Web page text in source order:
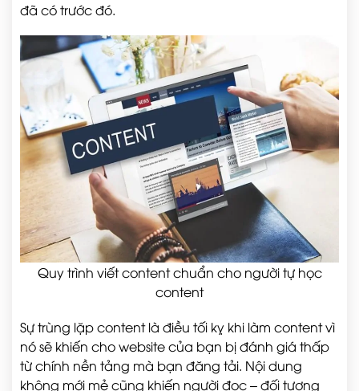
đã có trước đó.
Quy trình viết content chuẩn cho người tự học
content
Sự trùng lặp content là điều tối kỵ khi làm content vì
nó sẽ khiến cho website của bạn bị đánh giá thấp
từ chính nền tảng mà bạn đăng tải. Nội dung
không mới mẻ cũng khiến người đọc – đối tượng